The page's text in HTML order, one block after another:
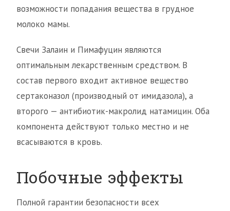
возможности попадания вещества в грудное
молоко мамы.
Свечи Залаин и Пимафуцин являются
оптимальным лекарственным средством. В
состав первого входит активное вещество
сертаконазол (производный от имидазола), а
второго — антибиотик-макролид натамицин. Оба
компонента действуют только местно и не
всасываются в кровь.
Побочные эффекты
Полной гарантии безопасности всех